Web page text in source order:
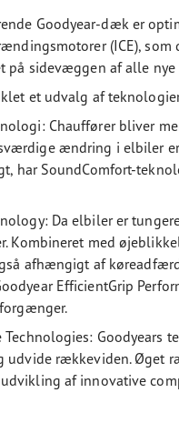
Goodyear-dæk er
(ICE), som
på sidevæggen af ​​alle
et udvalg af
Chauffører bliver
ændring i elbiler
har SoundComfort-
Da elbiler er
Kombineret med
afhængigt af
EfficientGrip
Technologies:
udvide rækkeviden. Øget
af innovative